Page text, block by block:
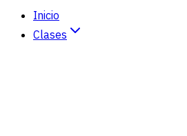
Inicio
Clases